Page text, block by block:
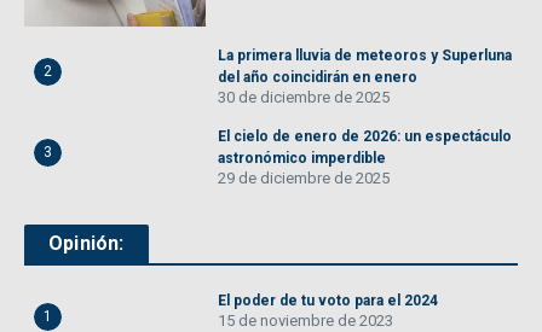
2
La primera lluvia de meteoros y Superluna
del año coincidirán en enero
30 de diciembre de 2025
3
El cielo de enero de 2026: un espectáculo
astronómico imperdible
29 de diciembre de 2025
Opinión:
1
El poder de tu voto para el 2024
15 de noviembre de 2023